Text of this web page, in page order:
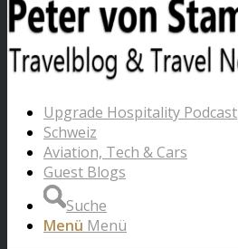
Upgrade Hospitality Podcast
Schweiz
Aviation, Tech & Cars
Guest Blogs
Suche
Menü Menü